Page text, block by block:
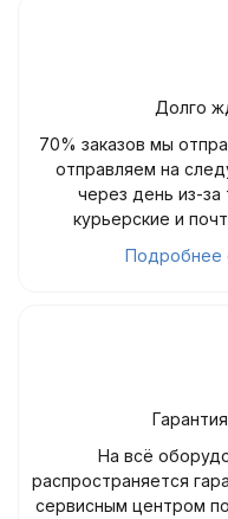
Долго
70% заказов мы
отправляем на
через день из-за
курьерские и
Подробнее
На всё
распространяется
сервисным центром